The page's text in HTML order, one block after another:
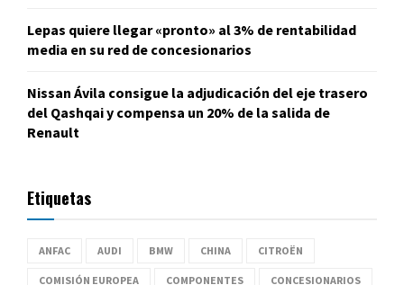
Lepas quiere llegar «pronto» al 3% de rentabilidad
media en su red de concesionarios
Nissan Ávila consigue la adjudicación del eje trasero
del Qashqai y compensa un 20% de la salida de
Renault
Etiquetas
ANFAC AUDI BMW CHINA CITROËN
COMISIÓN EUROPEA COMPONENTES CONCESIONARIOS